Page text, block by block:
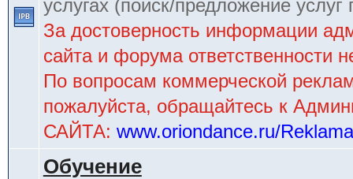
услугах (поиск/предложение
За достоверность информации
сайта и форума ответственности
По вопросам коммерческой
пожалуйста, обращайтесь к
САЙТА: www.oriondance.ru/Reklama
Обучение